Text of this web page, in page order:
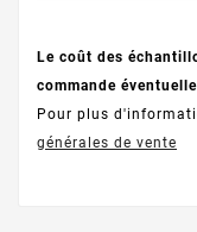
Le coût des
commande éventuelle
Pour plus
générales de vente